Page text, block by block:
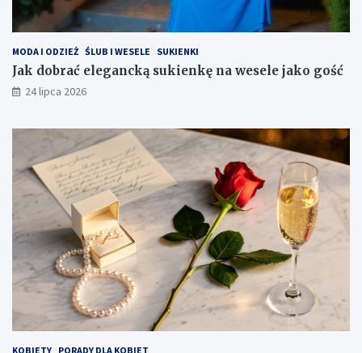
MODA I ODZIEŻ ŚLUB I WESELE SUKIENKI
Jak dobrać elegancką sukienkę na wesele jako gość
24 lipca 2026
KOBIETY PORADY DLA KOBIET